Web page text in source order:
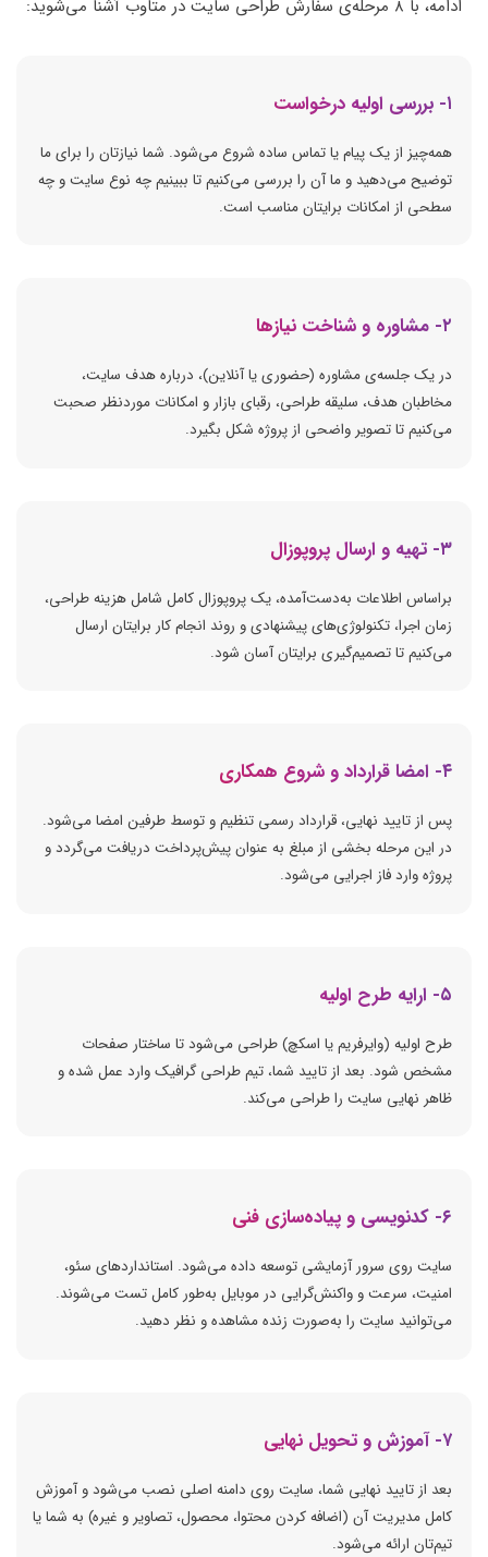
ادامه، با ۸ مرحله‌ی سفارش طراحی سایت در متاوب آشنا می‌شوید:
۱- بررسی اولیه درخواست
همه‌چیز از یک پیام یا تماس ساده شروع می‌شود. شما نیازتان را برای ما
توضیح می‌دهید و ما آن را بررسی می‌کنیم تا ببینیم چه نوع سایت و چه
سطحی از امکانات برایتان مناسب است.
۲- مشاوره و شناخت نیازها
در یک جلسه‌ی مشاوره (حضوری یا آنلاین)، درباره هدف سایت،
مخاطبان هدف، سلیقه طراحی، رقبای بازار و امکانات موردنظر صحبت
می‌کنیم تا تصویر واضحی از پروژه شکل بگیرد.
۳- تهیه و ارسال پروپوزال
براساس اطلاعات به‌دست‌آمده، یک پروپوزال کامل شامل هزینه طراحی،
زمان اجرا، تکنولوژی‌های پیشنهادی و روند انجام کار برایتان ارسال
می‌کنیم تا تصمیم‌گیری برایتان آسان شود.
۴- امضا قرارداد و شروع همکاری
پس از تایید نهایی، قرارداد رسمی تنظیم و توسط طرفین امضا می‌شود.
در این مرحله بخشی از مبلغ به عنوان پیش‌پرداخت دریافت می‌گردد و
پروژه وارد فاز اجرایی می‌شود.
۵- ارایه طرح اولیه
طرح اولیه (وایرفریم یا اسکچ) طراحی می‌شود تا ساختار صفحات
مشخص شود. بعد از تایید شما، تیم طراحی گرافیک وارد عمل شده و
ظاهر نهایی سایت را طراحی می‌کند.
۶- کدنویسی و پیاده‌سازی فنی
سایت روی سرور آزمایشی توسعه داده می‌شود. استانداردهای سئو،
امنیت، سرعت و واکنش‌گرایی در موبایل به‌طور کامل تست می‌شوند.
می‌توانید سایت را به‌صورت زنده مشاهده و نظر دهید.
۷- آموزش و تحویل نهایی
بعد از تایید نهایی شما، سایت روی دامنه اصلی نصب می‌شود و آموزش
کامل مدیریت آن (اضافه کردن محتوا، محصول، تصاویر و غیره) به شما یا
تیم‌تان ارائه می‌شود.